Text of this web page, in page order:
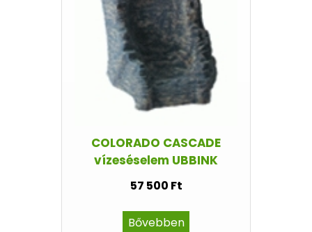
COLORADO CASCADE
vízeséselem UBBINK
57 500 Ft
Bővebben